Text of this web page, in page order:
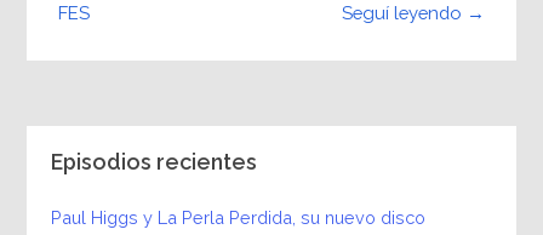
Seguí leyendo →
FES
Episodios recientes
Paul Higgs y La Perla Perdida, su nuevo disco